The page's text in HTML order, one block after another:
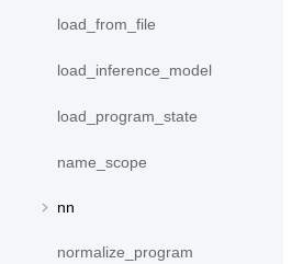
load_from_file
load_inference_model
load_program_state
name_scope
nn
normalize_program